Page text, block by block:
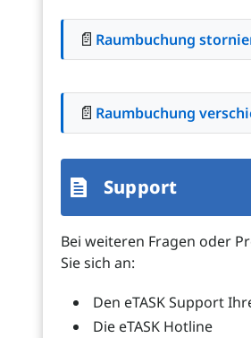
📄 Raumbuchung
📄 Raumbuchung
Support
Bei weiteren Fragen oder
Sie sich an:
Den eTASK Support
Die eTASK Hotline